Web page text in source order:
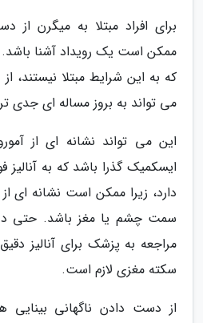
برای افراد مبتلا به میگرن از
ممکن است یک رویداد آشنا باشد.
که به این شرایط مبتلا نیستند،
می تواند به بروز مساله ای جدی
این می تواند نشانه ای از
ایسکمیک گذرا باشد که به
دارد، زیرا ممکن است نشانه ای
سمت چشم یا مغز باشد. حتی
مراجعه به پزشک برای آنالیز
سکته مغزی لازم است.
از دست دادن ناگهانی بینایی